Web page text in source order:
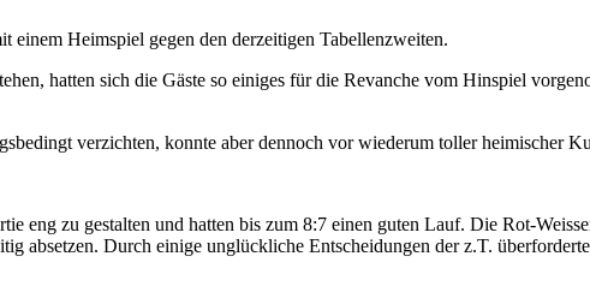
einem Heimspiel gegen den derzeitigen Tabellenzweiten.
hatten sich die Gäste so einiges für die Revanche vom Hinspiel
verzichten, konnte aber dennoch vor wiederum toller heimischer
eng zu gestalten und hatten bis zum 8:7 einen guten Lauf. Die Rot-
absetzen. Durch einige unglückliche Entscheidungen der z.T.